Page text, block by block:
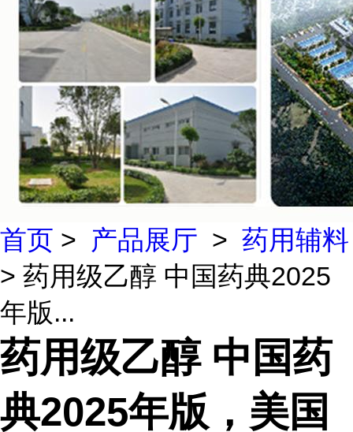
首页 > 产品展厅 > 药用辅料
> 药用级乙醇 中国药典2025
年版...
药用级乙醇 中国药
典2025年版，美国